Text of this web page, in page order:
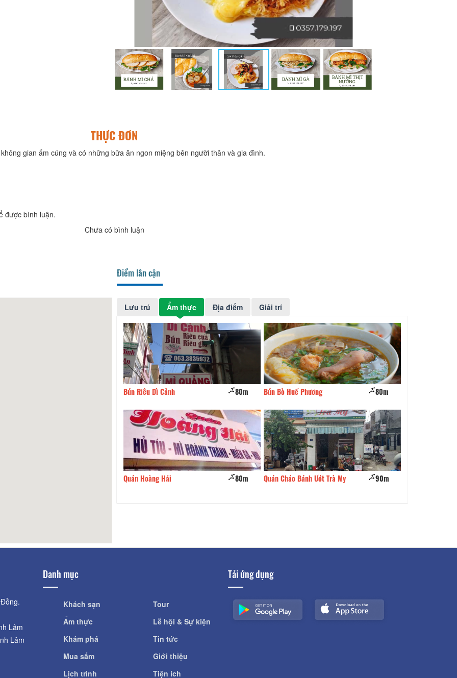
THỰC ĐƠN
gian ấm cúng và có những bữa ăn ngon miệng bên người thân và gia đình.
được bình luận.
Chưa có bình luận
Điểm lân cận
Lưu trú Ẩm thực Địa điểm Giải trí
Bún Riêu Dì Cảnh 80m
Quán Hoàng Hải 80m
Bún Bò Huế Phương 80m
Quán Cháo Bánh Ướt Trà My 90m
Lâm
Lâm
Danh mục
Khách sạn
Ẩm thực
Khám phá
Mua sắm
Lịch trình
Tour
Lễ hội & Sự kiện
Tin tức
Giới thiệu
Tiện ích
Tải ứng dụng